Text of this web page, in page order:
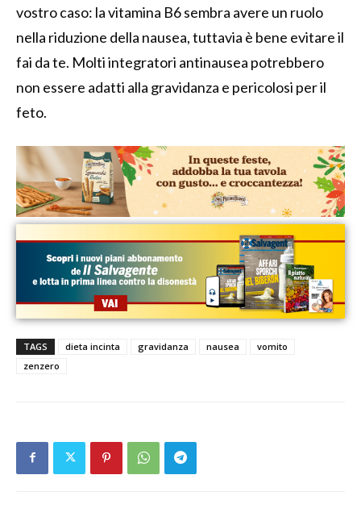
vostro caso: la vitamina B6 sembra avere un ruolo
nella riduzione della nausea, tuttavia è bene evitare il
fai da te. Molti integratori antinausea potrebbero
non essere adatti alla gravidanza e pericolosi per il
feto.
TAGS dieta incinta gravidanza nausea
vomito
zenzero